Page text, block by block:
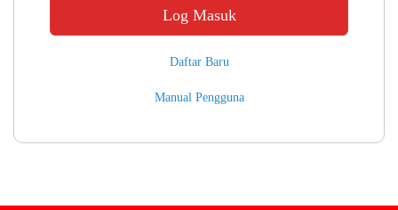
Daftar Baru
Manual Pengguna